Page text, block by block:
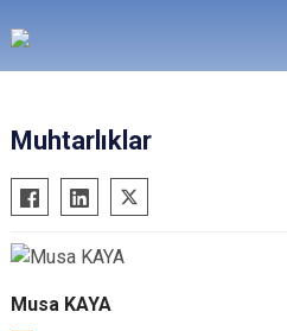
Muhtarlıklar
Musa KAYA